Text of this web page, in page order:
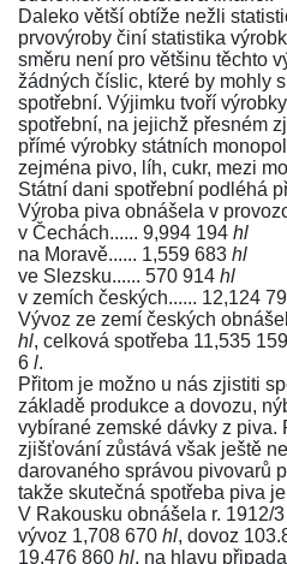
Daleko větší obtíže nežli
prvovýroby činí statistika
směru není pro většinu těchto
žádných číslic, které by mohly
spotřební. Výjimku tvoří
spotřební, na jejichž přesném
přímé výrobky státních
zejména pivo, líh, cukr, mezi
Státní dani spotřební podléhá
Výroba piva obnášela v
v Čechách...... 9,994 194 hl
na Moravě...... 1,559 683 hl
ve Slezsku...... 570 914 hl
v zemích českých...... 12,124
Vývoz ze zemí českých
hl, celková spotřeba 11,535 159
6 l.
Přitom je možno u nás zjistiti
základě produkce a dovozu,
vybírané zemské dávky z piva.
zjišťování zůstává však ještě
darovaného správou pivovarů
takže skutečná spotřeba piva
V Rakousku obnášela r. 1912/
vývoz 1,708 670 hl, dovoz
19,476 860 hl, na hlavu